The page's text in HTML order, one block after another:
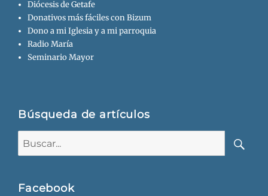
Diócesis de Getafe
Donativos más fáciles con Bizum
Dono a mi Iglesia y a mi parroquia
Radio María
Seminario Mayor
Búsqueda de artículos
Facebook